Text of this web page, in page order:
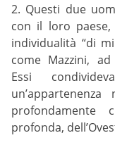
2. Questi due
con il loro
individualità “di
come Mazzini, ad
Essi
profonda,